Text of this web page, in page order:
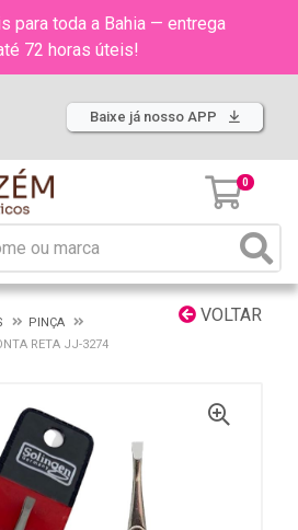
para toda a Bahia — entrega
72 horas úteis!
Baixe já nosso APP
0
VOLTAR
PINÇA
RETA JJ-3274